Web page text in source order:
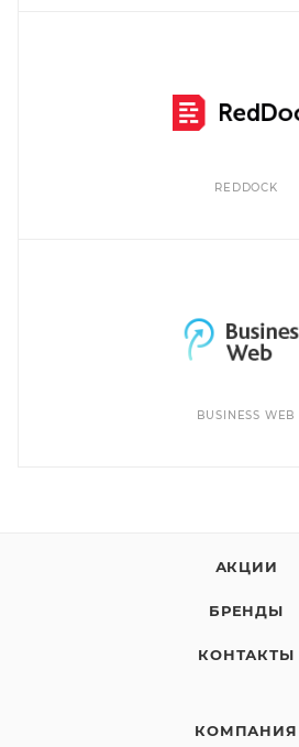
REDDOCK
BUSINESS WEB
АКЦИИ
БРЕНДЫ
КОНТАКТЫ
КОМПАНИЯ